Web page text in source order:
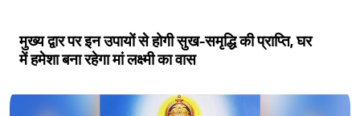
मुख्य द्वार पर इन उपायों से होगी सुख-समृद्धि की प्राप्ति, घर
में हमेशा बना रहेगा मां लक्ष्मी का वास